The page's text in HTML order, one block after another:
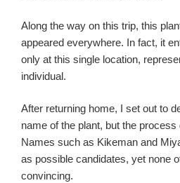
Along the way on this trip, this
appeared everywhere. In fact, it
only at this single location,
individual.
After returning home, I set out to
name of the plant, but the process
Names such as Kikeman and
as possible candidates, yet none
convincing.